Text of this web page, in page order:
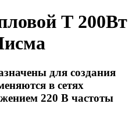
Т 200Вт
для создания
в сетях
220 В частоты